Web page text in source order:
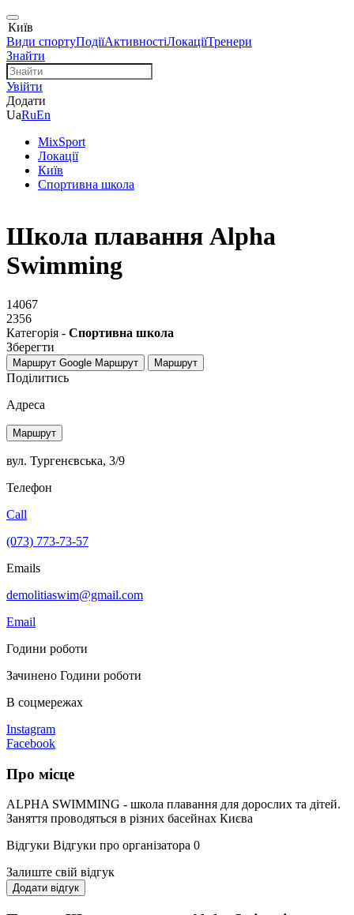
Київ
Види спортуПодіїАктивностіЛокаціїТренери
Знайти
Увійти
Додати
UaRuEn
MixSport
Локації
Київ
Спортивна школа
Школа плавання Alpha
Swimming
14067
2356
Категорія - Спортивна школа
Зберегти
Маршрут Google Маршрут Маршрут
Поділитись
Адреса
Маршрут
вул. Тургенєвська, 3/9
Телефон
Call
(073) 773-73-57
Emails
demolitiaswim@gmail.com
Email
Години роботи
Зачинено Години роботи
В соцмережах
Instagram
Facebook
Про місце
ALPHA SWIMMING - школа плавання для дорослих та дітей.
Заняття проводяться в різних басейнах Києва
Відгуки Відгуки про організатора 0
Залиште свій відгук
Додати відгук